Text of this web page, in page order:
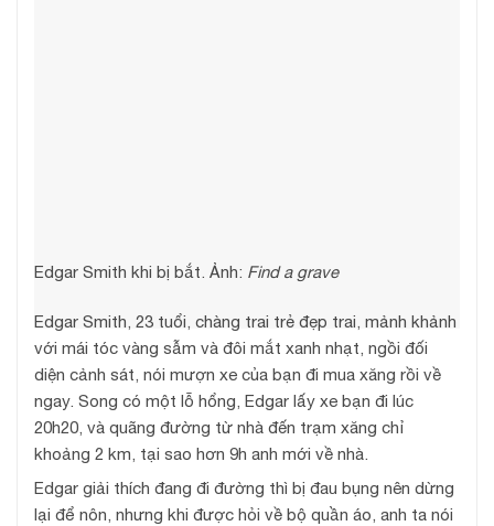
Edgar Smith khi bị bắt. Ảnh: Find a grave
Edgar Smith, 23 tuổi, chàng trai trẻ đẹp trai, mảnh khảnh
với mái tóc vàng sẫm và đôi mắt xanh nhạt, ngồi đối
diện cảnh sát, nói mượn xe của bạn đi mua xăng rồi về
ngay. Song có một lỗ hổng, Edgar lấy xe bạn đi lúc
20h20, và quãng đường từ nhà đến trạm xăng chỉ
khoảng 2 km, tại sao hơn 9h anh mới về nhà.
Edgar giải thích đang đi đường thì bị đau bụng nên dừng
lại để nôn, nhưng khi được hỏi về bộ quần áo, anh ta nói